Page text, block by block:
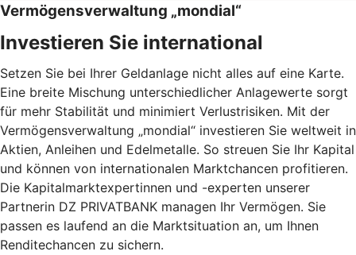
Vermögensverwaltung „mondial“
Investieren Sie international
Setzen Sie bei Ihrer Geldanlage nicht alles auf eine Karte.
Eine breite Mischung unterschiedlicher Anlagewerte sorgt
für mehr Stabilität und minimiert Verlustrisiken. Mit der
Vermögensverwaltung „mondial“ investieren Sie weltweit in
Aktien, Anleihen und Edelmetalle. So streuen Sie Ihr Kapital
und können von internationalen Marktchancen profitieren.
Die Kapitalmarktexpertinnen und -experten unserer
Partnerin DZ PRIVATBANK managen Ihr Vermögen. Sie
passen es laufend an die Marktsituation an, um Ihnen
Renditechancen zu sichern.